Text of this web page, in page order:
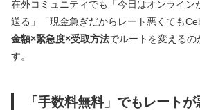
在外コミュニティでも「今日はオンライン
送る」「現金急ぎだからレート悪くても
金額×緊急度×受取方法でルートを変えるの
す。
「手数料無料」でもレートが